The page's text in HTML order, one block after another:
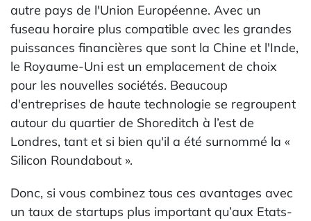
autre pays de l'Union Européenne. Avec un
fuseau horaire plus compatible avec les grandes
puissances financières que sont la Chine et l'Inde,
le Royaume-Uni est un emplacement de choix
pour les nouvelles sociétés. Beaucoup
d'entreprises de haute technologie se regroupent
autour du quartier de Shoreditch à l’est de
Londres, tant et si bien qu'il a été surnommé la «
Silicon Roundabout ».
Donc, si vous combinez tous ces avantages avec
un taux de startups plus important qu’aux Etats-